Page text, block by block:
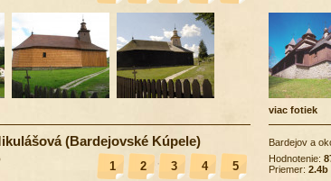
viac fotiek
(Bardejovské Kúpele)
1 2 3 4 5
Bardejov a
Hodnotenie:
Priemer: 2.4b